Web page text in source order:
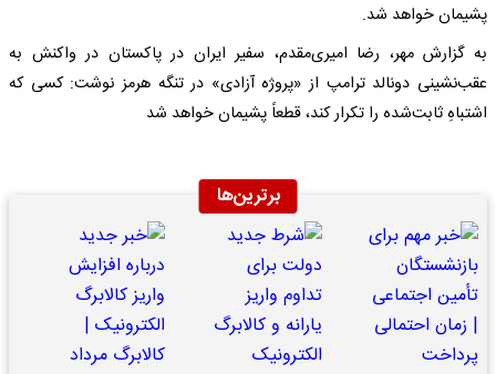
پشیمان خواهد شد.
به گزارش مهر، رضا امیری‌مقدم، سفیر ایران در پاکستان در واکنش به
عقب‌نشینی دونالد ترامپ از «پروژه آزادی» در تنگه هرمز نوشت: کسی که
اشتباهِ ثابت‌شده را تکرار کند، قطعاً پشیمان خواهد شد
برترین‌ها